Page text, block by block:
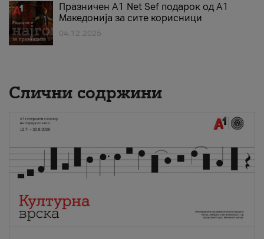
Празничен A1 Net Sеf подарок од А1
Македонија за сите корисници
04.12.2025
Слични содржини